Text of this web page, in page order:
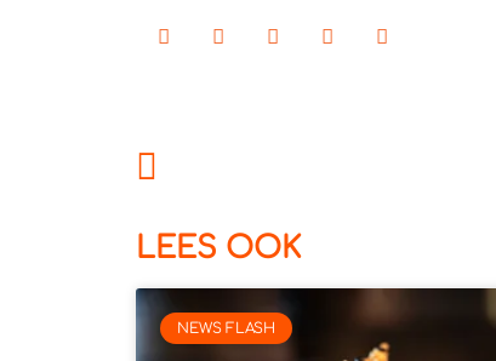
LEES OOK
NEWS FLASH